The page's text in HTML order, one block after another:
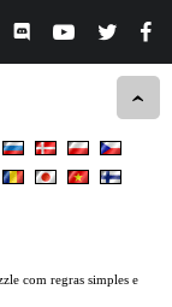
com regras simples e